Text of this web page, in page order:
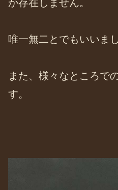
か存在しません。
唯一無二とでもいいま
また、様々なところで
す。